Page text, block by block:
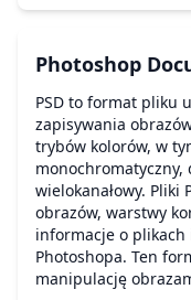
Photoshop
PSD to format pliku
zapisywania
trybów kolorów, w
wielokanałowy. Pliki
obrazów, warstwy
informacje o
Photoshopa. Ten
manipulację